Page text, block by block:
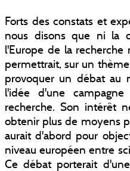
Forts des constats et
nous disons que ni la
l'Europe de la
permettrait, sur un
provoquer un débat au
l'idée d'une
recherche. Son intérêt
obtenir plus de moyens
aurait d'abord pour
niveau européen entre
Ce débat porterait